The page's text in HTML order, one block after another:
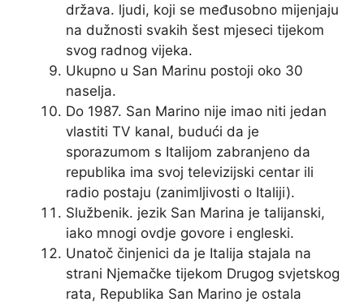
država. ljudi, koji se međusobno mijenjaju
na dužnosti svakih šest mjeseci tijekom
svog radnog vijeka.
Ukupno u San Marinu postoji oko 30
naselja.
Do 1987. San Marino nije imao niti jedan
vlastiti TV kanal, budući da je
sporazumom s Italijom zabranjeno da
republika ima svoj televizijski centar ili
radio postaju (zanimljivosti o Italiji).
Službenik. jezik San Marina je talijanski,
iako mnogi ovdje govore i engleski.
Unatoč činjenici da je Italija stajala na
strani Njemačke tijekom Drugog svjetskog
rata, Republika San Marino je ostala